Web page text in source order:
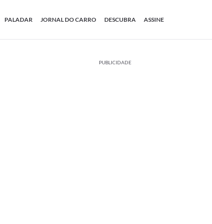
PALADAR JORNAL DO CARRO DESCUBRA ASSINE
PUBLICIDADE